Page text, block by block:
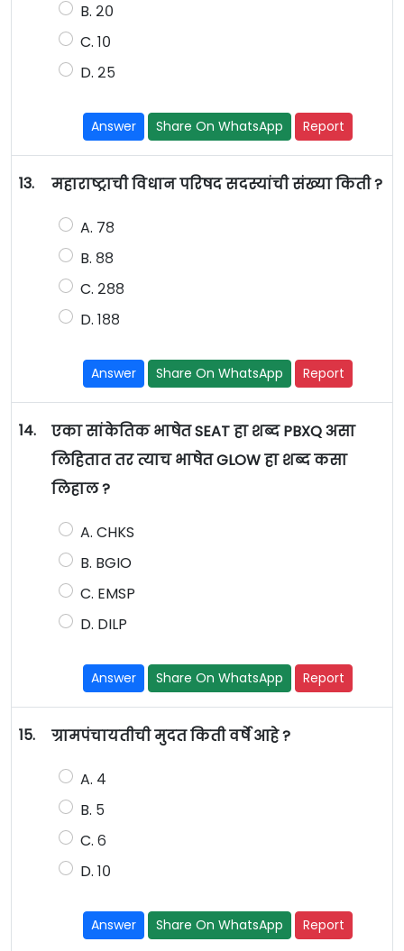
B. २०
C. १०
D. २५
Answer Share On WhatsApp Report
13. महाराष्ट्राची विधान परिषद सदस्यांची संख्या किती ?
A. ७८
B. ८८
C. २८८
D. १८८
Answer Share On WhatsApp Report
14.
एका सांकेतिक भाषेत SEAT हा शब्द PBXQ असा
लिहितात तर त्याच भाषेत GLOW हा शब्द कसा
लिहाल ?
A. CHKS
B. BGIO
C. EMSP
D. DILP
Answer Share On WhatsApp Report
15. ग्रामपंचायतीची मुदत किती वर्षे आहे ?
A. ४
B. ५
C. ६
D. १०
Answer Share On WhatsApp Report